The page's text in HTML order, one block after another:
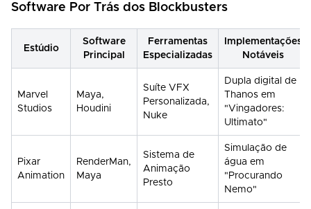
Software Por Trás dos Blockbusters
Estúdio
Software
Principal
Ferramentas
Especializadas
Implementações
Notáveis
Marvel
Studios
Maya,
Houdini
Suíte VFX
Personalizada,
Nuke
Dupla digital de
Thanos em
"Vingadores:
Ultimato"
Pixar
Animation
RenderMan,
Maya
Sistema de
Animação
Presto
Simulação de
água em
"Procurando
Nemo"